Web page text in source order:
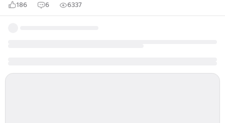
186 6 6337